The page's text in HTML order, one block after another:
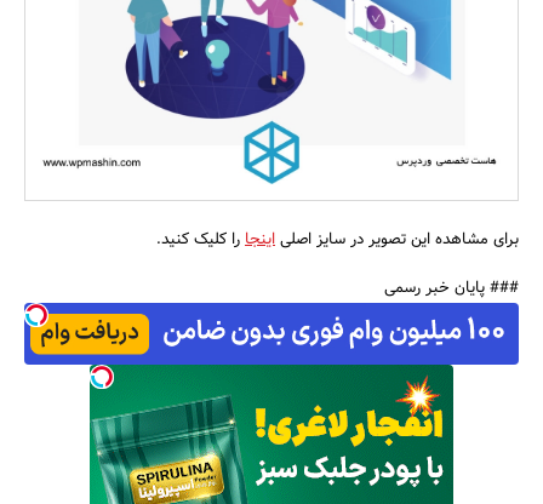
برای مشاهده این تصویر در سایز اصلیاینجارا کلیک کنید.
### پایان خبر رسمی